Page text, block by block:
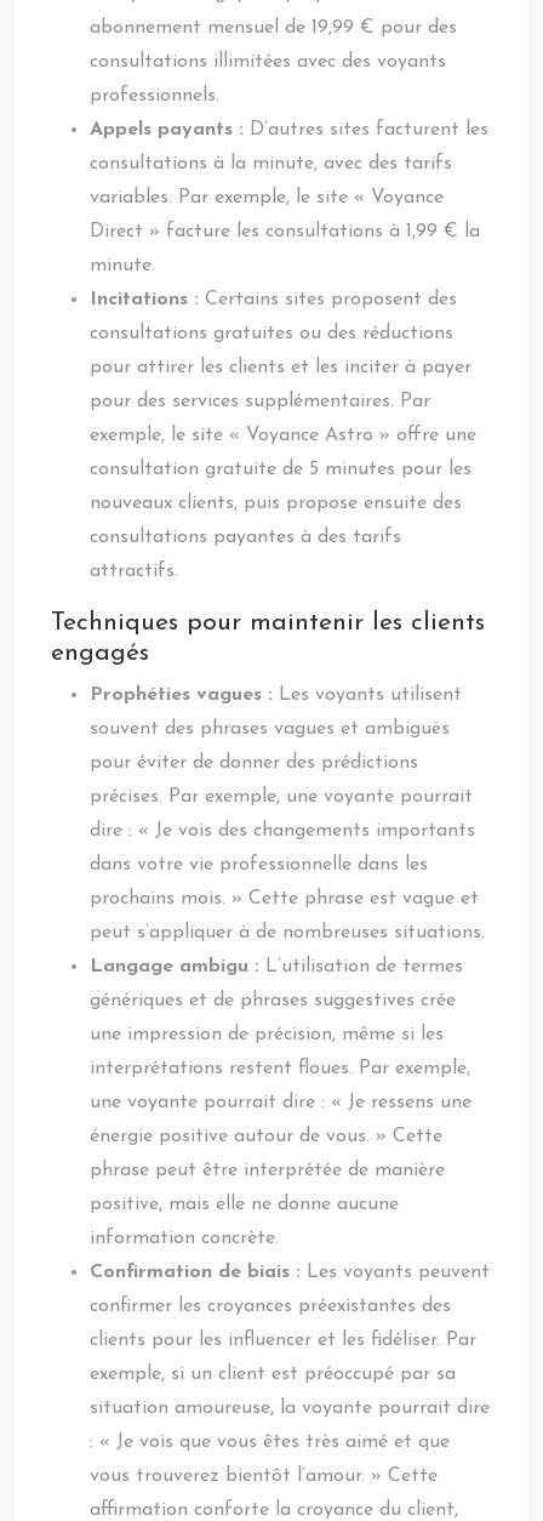
abonnement mensuel de 19,99 € pour des
consultations illimitées avec des voyants
professionnels.
Appels payants : D’autres sites facturent les
consultations à la minute, avec des tarifs
variables. Par exemple, le site « Voyance
Direct » facture les consultations à 1,99 € la
minute.
Incitations : Certains sites proposent des
consultations gratuites ou des réductions
pour attirer les clients et les inciter à payer
pour des services supplémentaires. Par
exemple, le site « Voyance Astro » offre une
consultation gratuite de 5 minutes pour les
nouveaux clients, puis propose ensuite des
consultations payantes à des tarifs
attractifs.
Techniques pour maintenir les clients
engagés
Prophéties vagues : Les voyants utilisent
souvent des phrases vagues et ambiguës
pour éviter de donner des prédictions
précises. Par exemple, une voyante pourrait
dire : « Je vois des changements importants
dans votre vie professionnelle dans les
prochains mois. » Cette phrase est vague et
peut s’appliquer à de nombreuses situations.
Langage ambigu : L’utilisation de termes
génériques et de phrases suggestives crée
une impression de précision, même si les
interprétations restent floues. Par exemple,
une voyante pourrait dire : « Je ressens une
énergie positive autour de vous. » Cette
phrase peut être interprétée de manière
positive, mais elle ne donne aucune
information concrète.
Confirmation de biais : Les voyants peuvent
confirmer les croyances préexistantes des
clients pour les influencer et les fidéliser. Par
exemple, si un client est préoccupé par sa
situation amoureuse, la voyante pourrait dire
: « Je vois que vous êtes très aimé et que
vous trouverez bientôt l’amour. » Cette
affirmation conforte la croyance du client,